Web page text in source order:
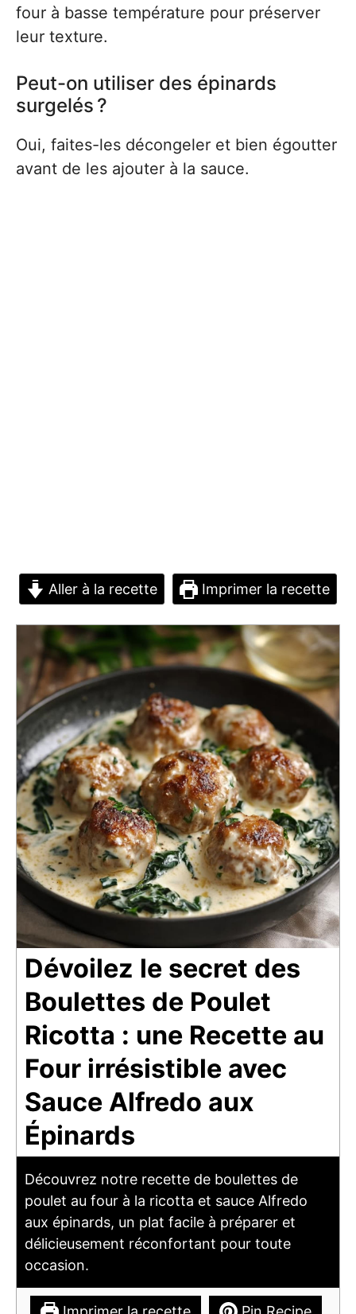
four à basse température pour préserver
leur texture.
Peut-on utiliser des épinards
surgelés ?
Oui, faites-les décongeler et bien égoutter
avant de les ajouter à la sauce.
Aller à la recette Imprimer la recette
Dévoilez le secret des
Boulettes de Poulet
Ricotta : une Recette au
Four irrésistible avec
Sauce Alfredo aux
Épinards
Découvrez notre recette de boulettes de
poulet au four à la ricotta et sauce Alfredo
aux épinards, un plat facile à préparer et
délicieusement réconfortant pour toute
occasion.